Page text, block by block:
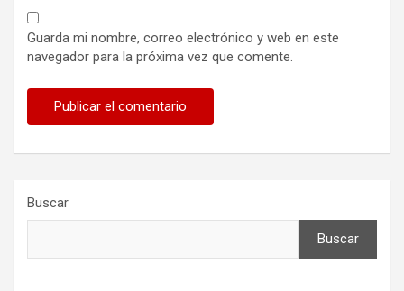
Guarda mi nombre, correo electrónico y web en este
navegador para la próxima vez que comente.
Buscar
Buscar